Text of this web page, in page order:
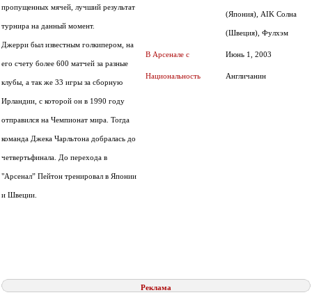
(Япония), AIK Солна
(Швеция), Фулхэм
В Арсенале с Июнь 1, 2003
Национальность Англичанин
пропущенных мячей, лучший результат
турнира на данный момент.
Джерри был известным голкипером, на
его счету более 600 матчей за разные
клубы, а так же 33 игры за сборную
Ирландии, с которой он в 1990 году
отправился на Чемпионат мира. Тогда
команда Джека Чарльтона добралась до
четвертьфинала. До перехода в
"Арсенал” Пейтон тренировал в Японии
и Швеции.
Реклама